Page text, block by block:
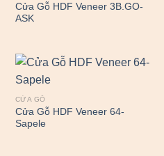
Cửa Gỗ HDF Veneer 3B.GO-
ASK
CỬA GỖ
Cửa Gỗ HDF Veneer 64-
Sapele